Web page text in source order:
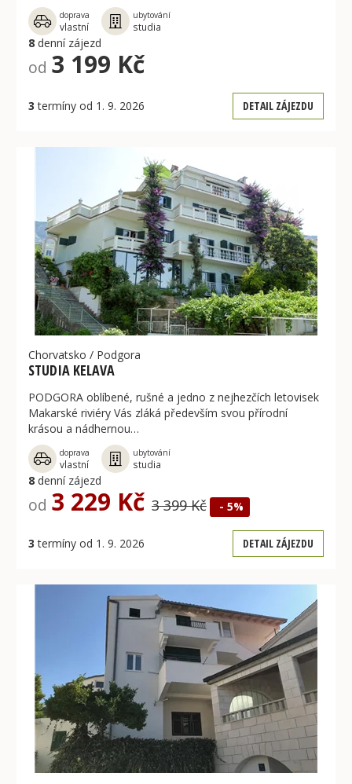
doprava
vlastní
ubytování
studia
8 denní zájezd
od 3 199 Kč
3 termíny od 1. 9. 2026 DETAIL ZÁJEZDU
Chorvatsko / Podgora
STUDIA KELAVA
PODGORA oblíbené, rušné a jedno z nejhezčích letovisek
Makarské riviéry Vás zláká především svou přírodní
krásou a nádhernou…
doprava
vlastní
ubytování
studia
8 denní zájezd
od 3 229 Kč 3 399 Kč - 5%
3 termíny od 1. 9. 2026 DETAIL ZÁJEZDU